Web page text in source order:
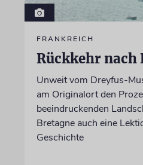
FRANKREICH
Rückkehr nach
Unweit vom Dreyfus-
am Originalort den
beeindruckenden
Bretagne auch eine
Geschichte